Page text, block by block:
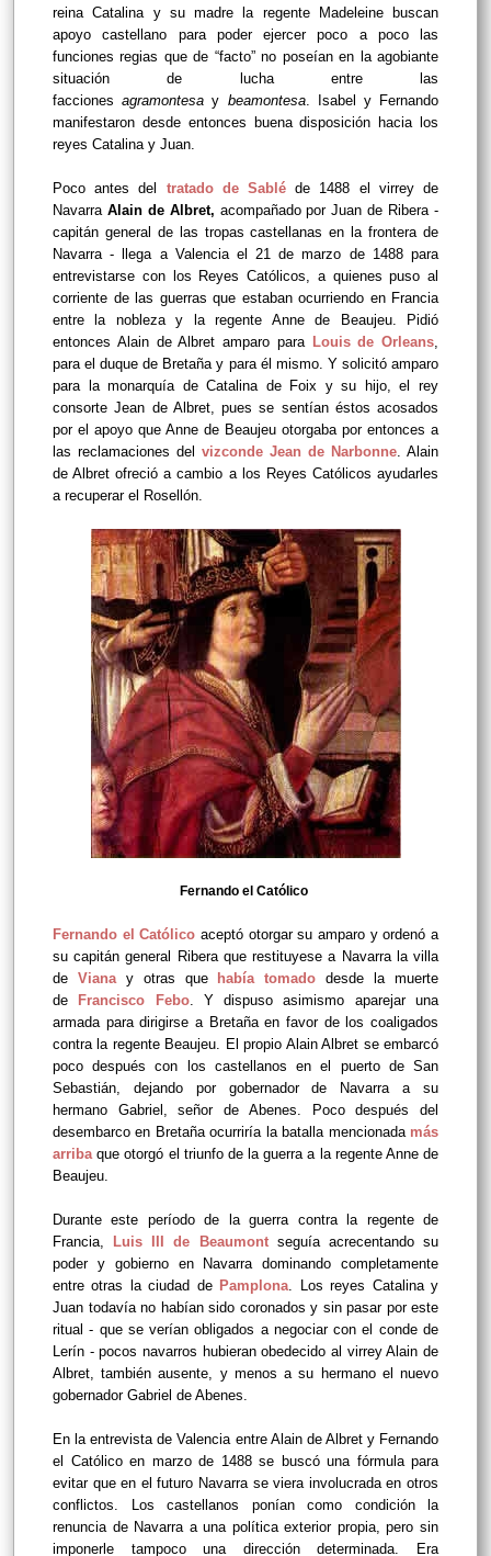
reina Catalina y su madre la regente Madeleine buscan
apoyo castellano para poder ejercer poco a poco las
funciones regias que de “facto” no poseían en la agobiante
situación de lucha entre las
faccionesagramontesay beamontesa. Isabel y Fernando
manifestaron desde entonces buena disposición hacia los
reyes Catalina y Juan.
Poco antes del tratado de Sablé de 1488 el virrey de
Navarra Alain de Albret, acompañado por Juan de Ribera -
capitán general de las tropas castellanas en la frontera de
Navarra - llega a Valencia el 21 de marzo de 1488 para
entrevistarse con los Reyes Católicos, a quienes puso al
corriente de las guerras que estaban ocurriendo en Francia
entre la nobleza y la regente Anne de Beaujeu. Pidió
entonces Alain de Albret amparo para
Louis de Orleans
para el duque de Bretaña y para él mismo. Y solicitó amparo
para la monarquía de Catalina de Foix y su hijo, el rey
consorte Jean de Albret, pues se sentían éstos acosados
por el apoyo que Anne de Beaujeu otorgaba por entonces a
las reclamaciones del vizconde Jean de Narbonne . Alain
de Albret ofreció a cambio a los Reyes Católicos ayudarles
a recuperar el Rosellón.
Fernando el Católico
Fernando el Católico aceptó otorgar su amparo y ordenó a
su capitán general Ribera que restituyese a Navarra la villa
de Viana y otras que había tomado
desde la muerte
de
Francisco Febo. Y dispuso asimismo aparejar una
armada para dirigirse a Bretaña en favor de los coaligados
contra la regente Beaujeu. El propio Alain Albret se embarcó
poco después con los castellanos en el puerto de San
Sebastián, dejando por gobernador de Navarra a su
hermano Gabriel, señor de Abenes. Poco después del
desembarco en Bretaña ocurriría la batalla mencionada más
arriba que otorgó el triunfo de la guerra a la regente Anne de
Beaujeu.
Durante este período de la guerra contra la regente de
Francia,
Luis III de Beaumont seguía acrecentando su
poder y gobierno en Navarra dominando completamente
entre otras la ciudad de Pamplona . Los reyes Catalina y
Juan todavía no habían sido coronados y sin pasar por este
ritual - que se verían obligados a negociar con el conde de
Lerín - pocos navarros hubieran obedecido al virrey Alain de
Albret, también ausente, y menos a su hermano el nuevo
gobernador Gabriel de Abenes.
En la entrevista de Valencia entre Alain de Albret y Fernando
el Católico en marzo de 1488 se buscó una fórmula para
evitar que en el futuro Navarra se viera involucrada en otros
conflictos. Los castellanos ponían como condición la
renuncia de Navarra a una política exterior propia, pero sin
imponerle tampoco una dirección determinada. Era